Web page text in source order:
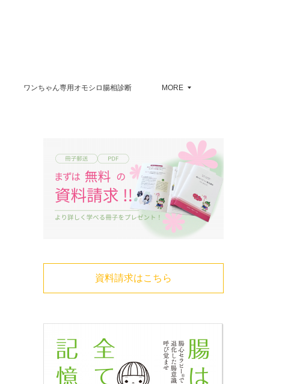
ワンちゃん専用オモシロ腸相診断 MORE
資料請求はこちら